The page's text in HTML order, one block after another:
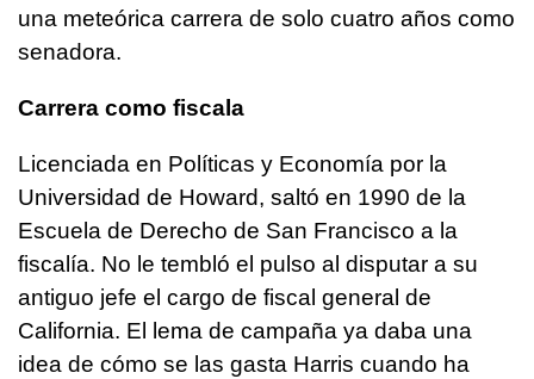
una meteórica carrera de solo cuatro años como
senadora.
Carrera como fiscala
Licenciada en Políticas y Economía por la
Universidad de Howard, saltó en 1990 de la
Escuela de Derecho de San Francisco a la
fiscalía. No le tembló el pulso al disputar a su
antiguo jefe el cargo de fiscal general de
California. El lema de campaña ya daba una
idea de cómo se las gasta Harris cuando ha